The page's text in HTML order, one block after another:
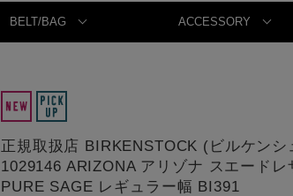
BELT/BAG ACCESSORY
正規取扱店 BIRKENSTOCK (ビルケンシ
1029146 ARIZONA アリゾナ スエードレ
PURE SAGE レギュラー幅 BI391